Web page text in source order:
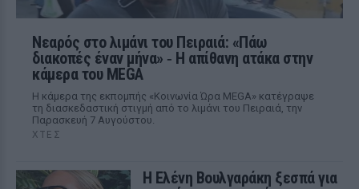
Νεαρός στο λιμάνι του Πειραιά: «Πάω
διακοπές έναν μήνα» ‑ Η απίθανη ατάκα στην
κάμερα του MEGA
Η κάμερα της εκπομπής «Κοινωνία Ώρα MEGA» κατέγραψε
τη διασκεδαστική στιγμή από το λιμάνι του Πειραιά, την
Παρασκευή 7 Αυγούστου.
ΧΤΕΣ
Η Ελένη Βουλγαράκη ξεσπά για